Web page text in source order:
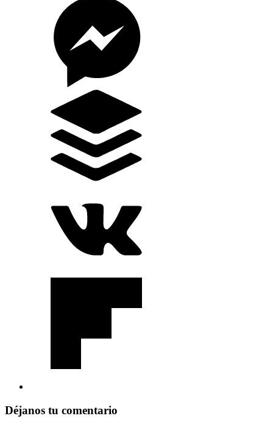
Déjanos tu comentario